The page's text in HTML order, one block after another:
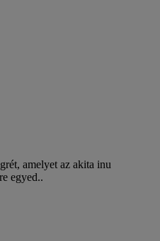
amelyet az akita inu
egyed..